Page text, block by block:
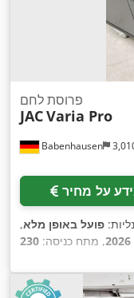
Babenhausen
פרוסת לחם
JACVaria Pro
על מחיר
פועל באופן מלא,
2026, מתח כניסה:
מזגן, מתח בקרה:
, דרישת גובה:1,080